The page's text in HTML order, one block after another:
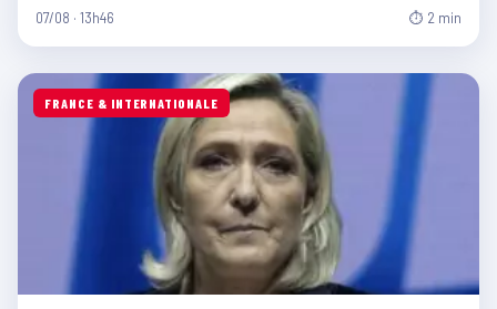
07/08 · 13h46 ⏱ 2 min
FRANCE & INTERNATIONALE